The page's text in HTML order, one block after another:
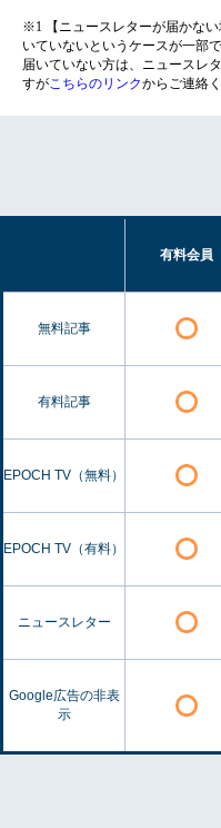
※1 【ニュースレターが届かな
いていないというケースが一部
届いていない方は、ニュースレ
すがこちらのリンクからご連絡く
有料会員
無料記事
有料記事
EPOCH TV（無料）
EPOCH TV（有料）
ニュースレター
Google広告の非表
示